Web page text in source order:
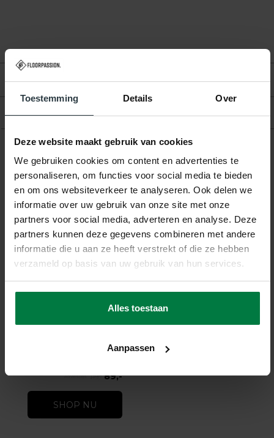
Toestemming Details Over
Deze website maakt gebruik van cookies
We gebruiken cookies om content en advertenties te
personaliseren, om functies voor social media te bieden
en om ons websiteverkeer te analyseren. Ook delen we
informatie over uw gebruik van onze site met onze
partners voor social media, adverteren en analyse. Deze
partners kunnen deze gegevens combineren met andere
informatie die u aan ze heeft verstrekt of die ze hebben
verzameld op basis van uw gebruik van hun services.
Alles toestaan
Aanpassen
Beoordelingen
Product
Gerelateerde producten
-25%
Sandro 32 - Rond hoogpolig
119,- 89,-
SHOP NU